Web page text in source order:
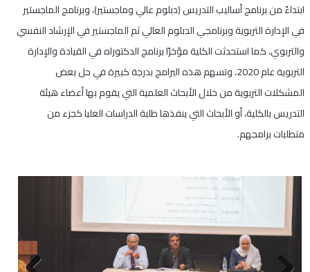
ابتداءً من برنامج أساليب التدريس (دبلوم عالي وماجستير)، وبرنامج الماجستير
في الإدارة التربوية وبرنامجي الدبلوم العالي ثم الماجستير في الإرشاد النفسي
والتربوي، كما استحدثت الكلية مؤخرًا برنامج الدكتوراه في القيادة والإدارة
التربوية عام 2020، وتسهم هذه البرامج بدرجة كبيرة في حل بعض
المشكلات التربوية من خلال الأبحاث العلمية التي يقوم بها أعضاء هيئة
التدريس بالكلية، أو الأبحاث التي ينفذها طلبة الدراسات العليا كجزء من
متطلبات برامجهم.